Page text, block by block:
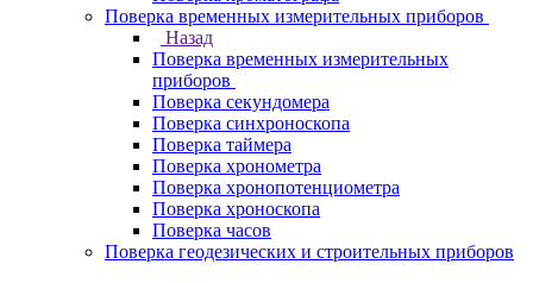
Поверка временных измерительных приборов
Назад
Поверка временных измерительных
приборов
Поверка секундомера
Поверка синхроноскопа
Поверка таймера
Поверка хронометра
Поверка хронопотенциометра
Поверка хроноскопа
Поверка часов
Поверка геодезических и строительных приборов